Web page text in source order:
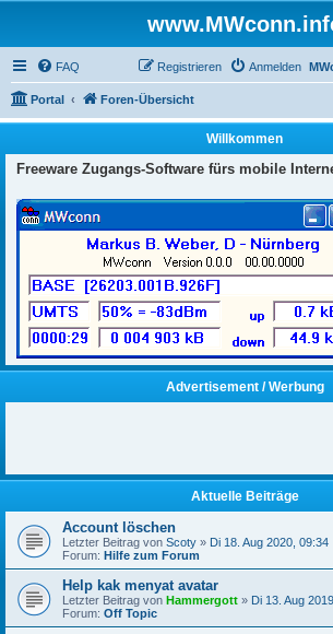
FAQ Anmelden
Registrieren
Portal Foren-Übersicht
Willkommen
Freeware Zugangs-Software fürs mobile
Advertisement / Werbung
Aktuelle Beiträge
Account löschen
Letzter Beitrag von Scoty » Di 18. Aug 2020, 09:34
Forum: Hilfe zum Forum
Help kak menyat avatar
Letzter Beitrag von Hammergott » Di 13. Aug
Forum: Off Topic